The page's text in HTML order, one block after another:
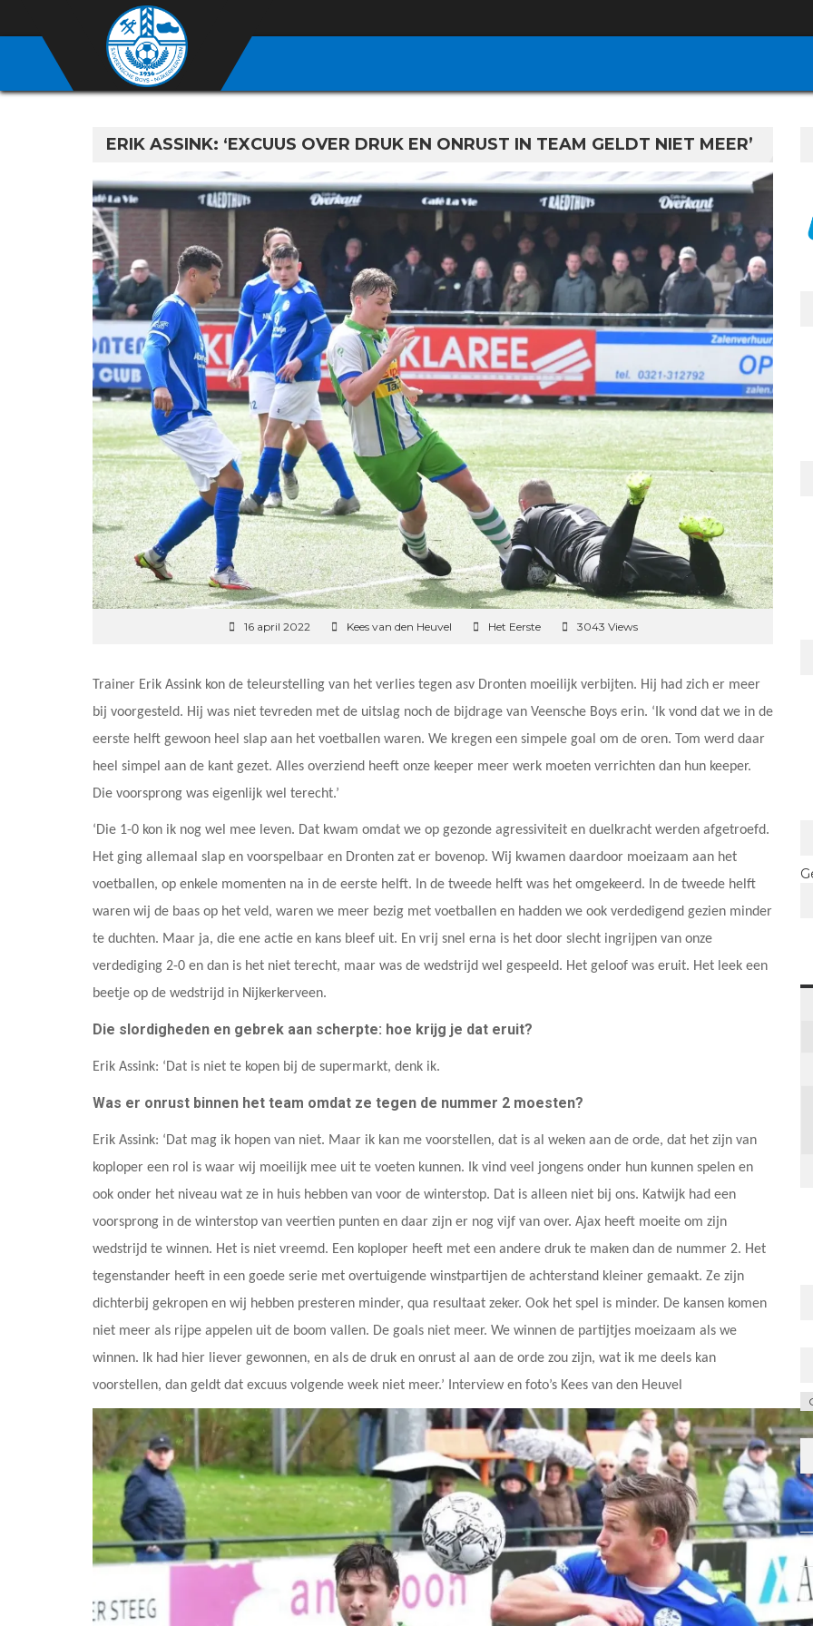
ERIK ASSINK: ‘EXCUUS OVER DRUK EN ONRUST IN TEAM GELDT NIET MEER’
16 april 2022 Kees van den Heuvel Het Eerste 3043 Views
Trainer Erik Assink kon de teleurstelling van het verlies tegen asv Dronten moeilijk verbijten. Hij had zich er meer
bij voorgesteld. Hij was niet tevreden met de uitslag noch de bijdrage van Veensche Boys erin. ‘Ik vond dat we in de
eerste helft gewoon heel slap aan het voetballen waren. We kregen een simpele goal om de oren. Tom werd daar
heel simpel aan de kant gezet. Alles overziend heeft onze keeper meer werk moeten verrichten dan hun keeper.
Die voorsprong was eigenlijk wel terecht.’
‘Die 1-0 kon ik nog wel mee leven. Dat kwam omdat we op gezonde agressiviteit en duelkracht werden afgetroefd.
Het ging allemaal slap en voorspelbaar en Dronten zat er bovenop. Wij kwamen daardoor moeizaam aan het
voetballen, op enkele momenten na in de eerste helft. In de tweede helft was het omgekeerd. In de tweede helft
waren wij de baas op het veld, waren we meer bezig met voetballen en hadden we ook verdedigend gezien minder
te duchten. Maar ja, die ene actie en kans bleef uit. En vrij snel erna is het door slecht ingrijpen van onze
verdediging 2-0 en dan is het niet terecht, maar was de wedstrijd wel gespeeld. Het geloof was eruit. Het leek een
beetje op de wedstrijd in Nijkerkerveen.
Die slordigheden en gebrek aan scherpte: hoe krijg je dat eruit?
Erik Assink: ‘Dat is niet te kopen bij de supermarkt, denk ik.
Was er onrust binnen het team omdat ze tegen de nummer 2 moesten?
Erik Assink: ‘Dat mag ik hopen van niet. Maar ik kan me voorstellen, dat is al weken aan de orde, dat het zijn van
koploper een rol is waar wij moeilijk mee uit te voeten kunnen. Ik vind veel jongens onder hun kunnen spelen en
ook onder het niveau wat ze in huis hebben van voor de winterstop. Dat is alleen niet bij ons. Katwijk had een
voorsprong in de winterstop van veertien punten en daar zijn er nog vijf van over. Ajax heeft moeite om zijn
wedstrijd te winnen. Het is niet vreemd. Een koploper heeft met een andere druk te maken dan de nummer 2. Het
tegenstander heeft in een goede serie met overtuigende winstpartijen de achterstand kleiner gemaakt. Ze zijn
dichterbij gekropen en wij hebben presteren minder, qua resultaat zeker. Ook het spel is minder. De kansen komen
niet meer als rijpe appelen uit de boom vallen. De goals niet meer. We winnen de partijtjes moeizaam als we
winnen. Ik had hier liever gewonnen, en als de druk en onrust al aan de orde zou zijn, wat ik me deels kan
voorstellen, dan geldt dat excuus volgende week niet meer.’ Interview en foto’s Kees van den Heuvel